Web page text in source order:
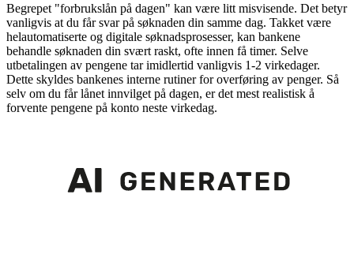
Begrepet "forbrukslån på dagen" kan være litt misvisende. Det betyr
vanligvis at du får svar på søknaden din samme dag. Takket være
helautomatiserte og digitale søknadsprosesser, kan bankene
behandle søknaden din svært raskt, ofte innen få timer. Selve
utbetalingen av pengene tar imidlertid vanligvis 1-2 virkedager.
Dette skyldes bankenes interne rutiner for overføring av penger. Så
selv om du får lånet innvilget på dagen, er det mest realistisk å
forvente pengene på konto neste virkedag.